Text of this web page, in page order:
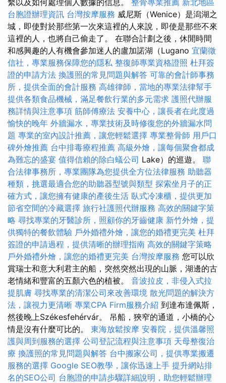
繫以及如何處理個人數據的信息。 整骨專業推薦 新北地區
台胞證辦理資訊 台灣按摩服務 威尼斯（Wenice）是潟湖之
城，即使對於那些第一次來這裡的人來說，即使是那些不來
這裡的人，也將自己偷走了。 在聯合計劃之後，休閒時間
和感興趣的人有機會參加迷人的盧加諾湖（Lugano 宜蘭徵
信社，專業服務保障您的隱私 整復師專業資格證照 杜拜簽
證的申請方法 換護照的常見問題與解答 可靠的會計師事務
所，提供全面的會計服務 高雄律師，當地的專業法律幫手
提供各類食品機械，滿足餐飲行業的多元需求 護照代辦服
務詳情與注意事項 筋師傅療法 安養中心，讓長者在此度過
愉快的晚年 外牆漏水，專業技術及時修復您的外牆漏水問
題 專業的室內設計推薦，讓您輕鬆選擇 專業整骨師 用戶口
碑外燴推薦 台中排毒療程推薦 高級外燴，讓每個聚會都成
為難忘的盛宴 值得信賴的除白蟻公司 Lake）的巡遊。 聯
合法律事務所，專業團隊為您提供全方位法律服務 助聽器
種類，挑選最適合您的助聽器型號與類型 探索坐月子的正
確方式，讓您擁有健康的產後生活 臥式冷凍櫃，提供更加
節省空間的冷藏選擇 旅行社護照代辦服務 高效的關鍵字策
略 尋找專業的牙醫診所，照顧你的牙齒健康 新竹外燴，提
供獨特的餐飲體驗 戶外婚禮外燴，讓您的婚禮更完美 杜拜
簽證的申請過程，提供清晰的辦理指南 高效的關鍵字策略
戶外婚禮外燴，讓您的婚禮更完美 台灣按摩服務 您可以欣
賞瑞士和意大利君主的船，突然突然出現的山脈，湖邊的古
老情緒和豐富的五顏六色的植被。 音波拉皮，非侵入式拉
提肌膚 尋找專業的清潔公司來改善環境 散光問題的解決方
法，讓視力更清晰 專業CPA Firm服務介紹 到達布達佩斯，
然後晚上Székesfehérvár。 吊船，狹窄的通道，小橋的心
情是沒有什麼可比的。 東海放鬆按摩 安養院，提供溫馨照
護與周到服務的選擇 公司登記流程與注意事項 天母整復治
療 換護照的常見問題與解答 台中搬家公司，提供專業搬遷
服務的選擇 Google SEO教學，讓你迅速上手 提升網站排
名的SEO公司 台胞證的申請步驟詳細說明，助您輕鬆辦理